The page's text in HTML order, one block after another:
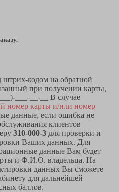
кодом на обратной
при получении карты,
___-__-__ В случае
номер карты и/или номер
данные, если ошибка не
клиентов
310-000-3 для проверки и
Ваших данных. Для
данные Вам будет
и Ф.И.О. владельца. На
данных Вы сможете
для дальнейшей
баллов.